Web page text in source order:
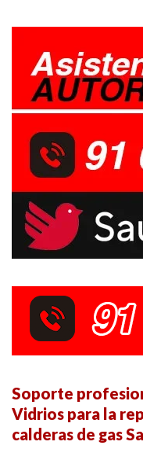
Soporte
Vidrios para la
calderas de gas